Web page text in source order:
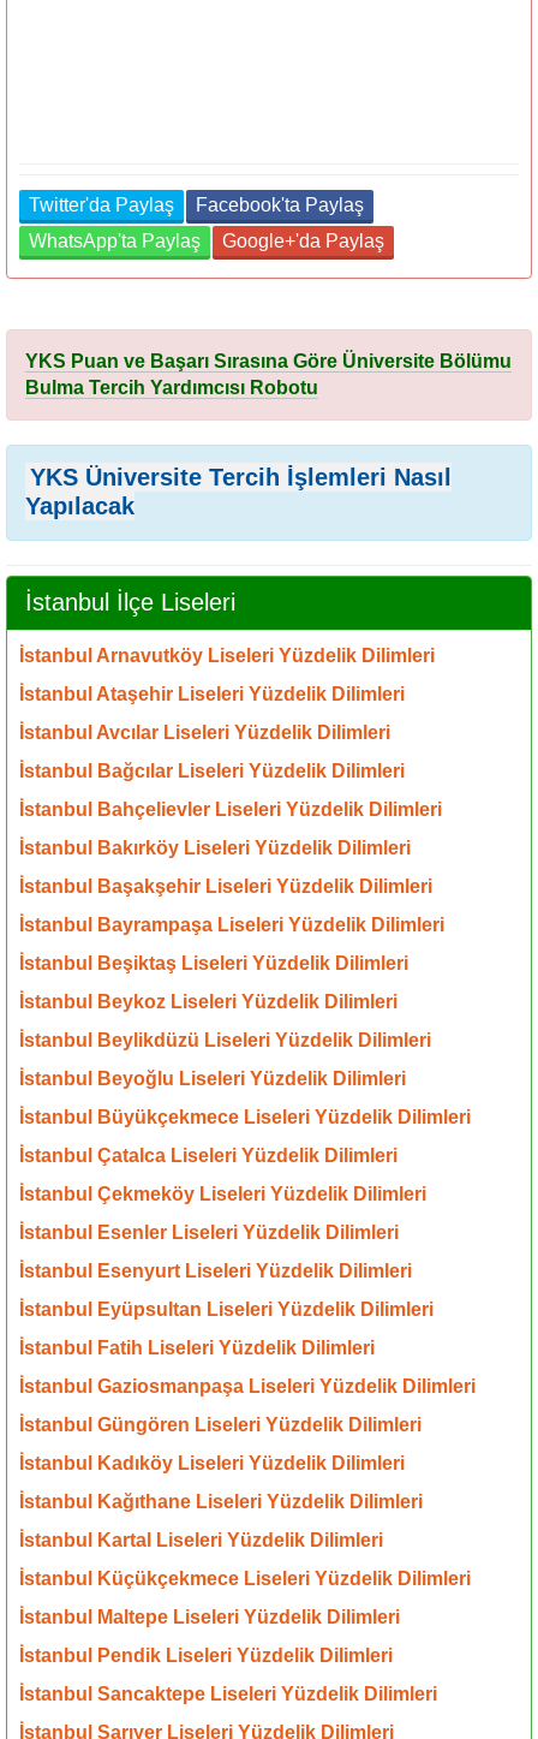
Twitter'da Paylaş
Facebook'ta Paylaş
WhatsApp'ta Paylaş
Google+'da Paylaş
YKS Puan ve Başarı Sırasına Göre Üniversite Bölümu
Bulma Tercih Yardımcısı Robotu
YKS Üniversite Tercih İşlemleri Nasıl
Yapılacak
İstanbul İlçe Liseleri
İstanbul Arnavutköy Liseleri Yüzdelik Dilimleri
İstanbul Ataşehir Liseleri Yüzdelik Dilimleri
İstanbul Avcılar Liseleri Yüzdelik Dilimleri
İstanbul Bağcılar Liseleri Yüzdelik Dilimleri
İstanbul Bahçelievler Liseleri Yüzdelik Dilimleri
İstanbul Bakırköy Liseleri Yüzdelik Dilimleri
İstanbul Başakşehir Liseleri Yüzdelik Dilimleri
İstanbul Bayrampaşa Liseleri Yüzdelik Dilimleri
İstanbul Beşiktaş Liseleri Yüzdelik Dilimleri
İstanbul Beykoz Liseleri Yüzdelik Dilimleri
İstanbul Beylikdüzü Liseleri Yüzdelik Dilimleri
İstanbul Beyoğlu Liseleri Yüzdelik Dilimleri
İstanbul Büyükçekmece Liseleri Yüzdelik Dilimleri
İstanbul Çatalca Liseleri Yüzdelik Dilimleri
İstanbul Çekmeköy Liseleri Yüzdelik Dilimleri
İstanbul Esenler Liseleri Yüzdelik Dilimleri
İstanbul Esenyurt Liseleri Yüzdelik Dilimleri
İstanbul Eyüpsultan Liseleri Yüzdelik Dilimleri
İstanbul Fatih Liseleri Yüzdelik Dilimleri
İstanbul Gaziosmanpaşa Liseleri Yüzdelik Dilimleri
İstanbul Güngören Liseleri Yüzdelik Dilimleri
İstanbul Kadıköy Liseleri Yüzdelik Dilimleri
İstanbul Kağıthane Liseleri Yüzdelik Dilimleri
İstanbul Kartal Liseleri Yüzdelik Dilimleri
İstanbul Küçükçekmece Liseleri Yüzdelik Dilimleri
İstanbul Maltepe Liseleri Yüzdelik Dilimleri
İstanbul Pendik Liseleri Yüzdelik Dilimleri
İstanbul Sancaktepe Liseleri Yüzdelik Dilimleri
İstanbul Sarıyer Liseleri Yüzdelik Dilimleri